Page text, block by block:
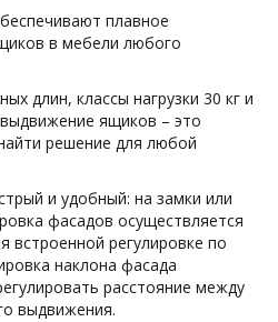
плавное
в мебели любого
длин, классы нагрузки 30 кг и
ящиков – это
решение для любой
и удобный: на замки или
фасадов осуществляется
встроенной регулировке по
наклона фасада
расстояние между
выдвижения.